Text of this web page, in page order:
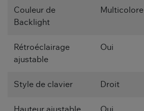
Couleur de
Backlight
Multicolore
Rétroéclairage
ajustable
Oui
Style de clavier Droit